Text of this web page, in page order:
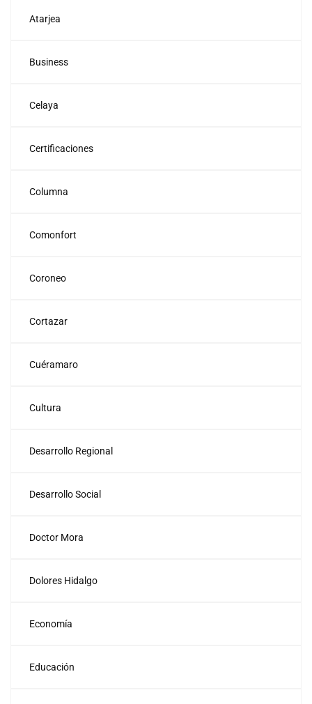
Atarjea
Business
Celaya
Certificaciones
Columna
Comonfort
Coroneo
Cortazar
Cuéramaro
Cultura
Desarrollo Regional
Desarrollo Social
Doctor Mora
Dolores Hidalgo
Economía
Educación